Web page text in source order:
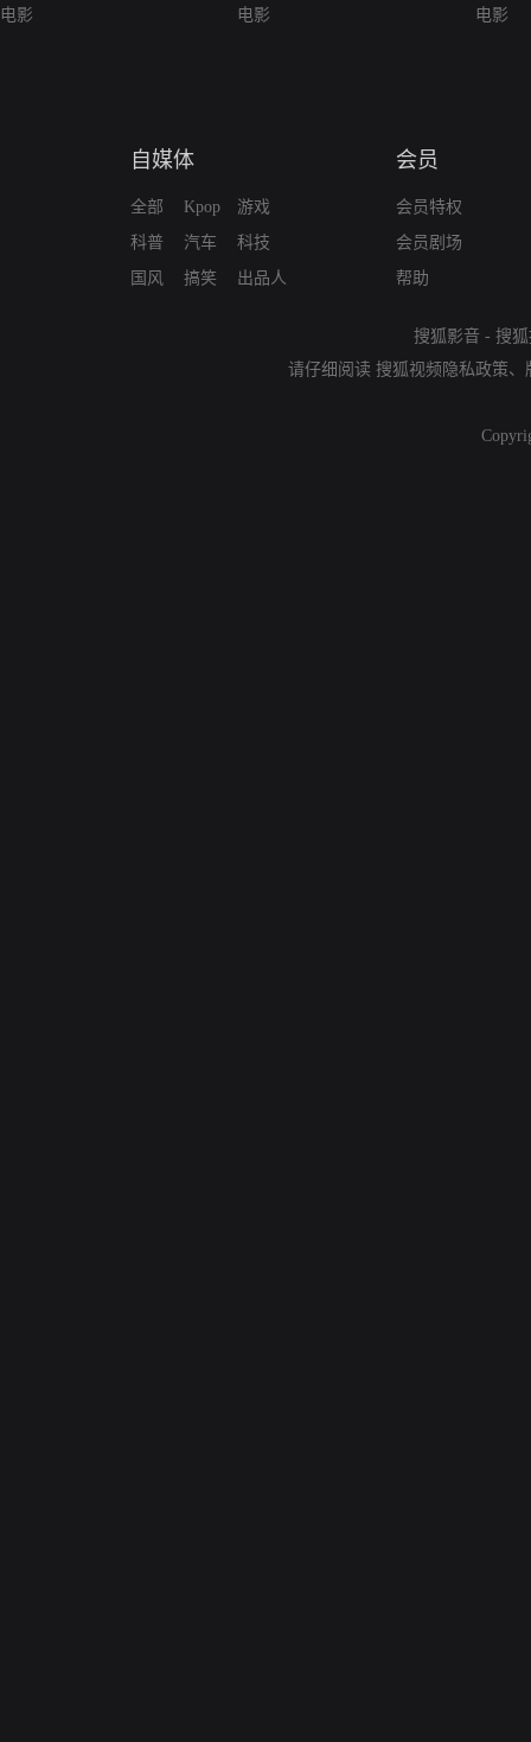
电影
电影
电影
自媒体
全部
科普
国风
Kpop
汽车
搞笑
游戏
科技
出品人
会员
会员特权
会员剧场
帮助
搜狐影音 - 搜
请仔细阅读 搜狐视频隐私政策、